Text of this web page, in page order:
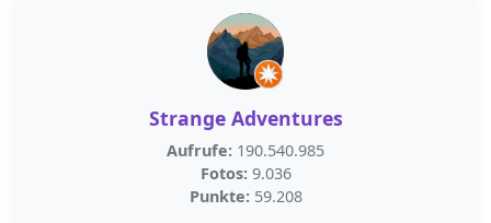
Strange Adventures
Aufrufe: 190.540.985
Fotos: 9.036
Punkte: 59.208